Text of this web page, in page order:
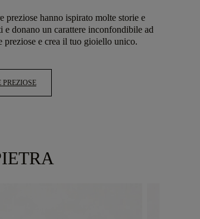
hanno ispirato molte storie e
donano un carattere inconfondibile ad
e crea il tuo gioiello unico.